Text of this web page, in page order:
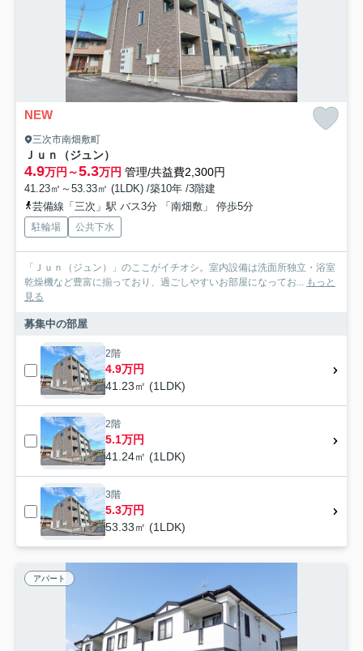
NEW
三次市南畑敷町
Ｊｕｎ（ジュン）
4.9万円～5.3万円 管理/共益費2,300円
41.23㎡～53.33㎡ (1LDK) /築10年 /3階建
芸備線「三次」駅 バス3分 「南畑敷」 停歩5分
駐輪場 公共下水
「Ｊｕｎ（ジュン）」のここがイチオシ。室内設備は洗面所独立・浴室
乾燥機など豊富に揃っており、過ごしやすいお部屋になってお... もっと
見る
募集中の部屋
2階
4.9万円
41.23㎡ (1LDK)
2階
5.1万円
41.24㎡ (1LDK)
3階
5.3万円
53.33㎡ (1LDK)
アパート